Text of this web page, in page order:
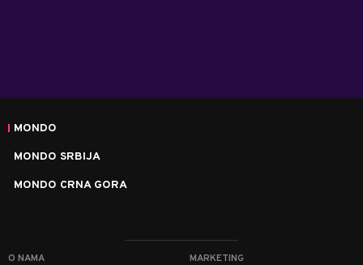
MONDO
MONDO SRBIJA
MONDO CRNA GORA
O NAMA MARKETING